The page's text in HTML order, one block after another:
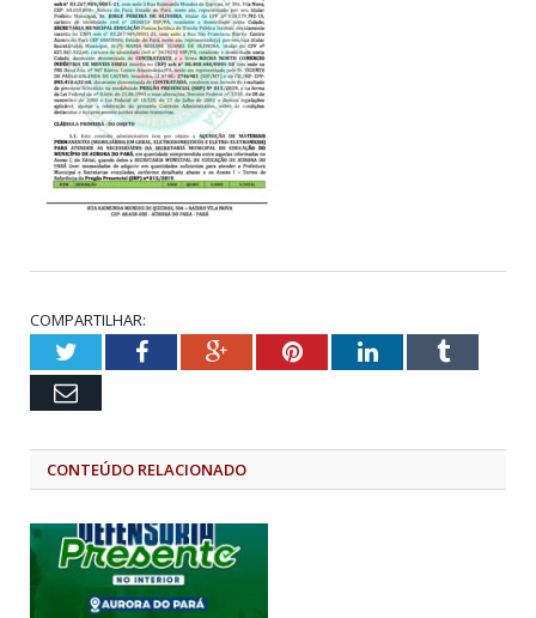
COMPARTILHAR:
TwitterFacebookGoogle+PinterestLinkedInTumblr
Email
CONTEÚDO RELACIONADO